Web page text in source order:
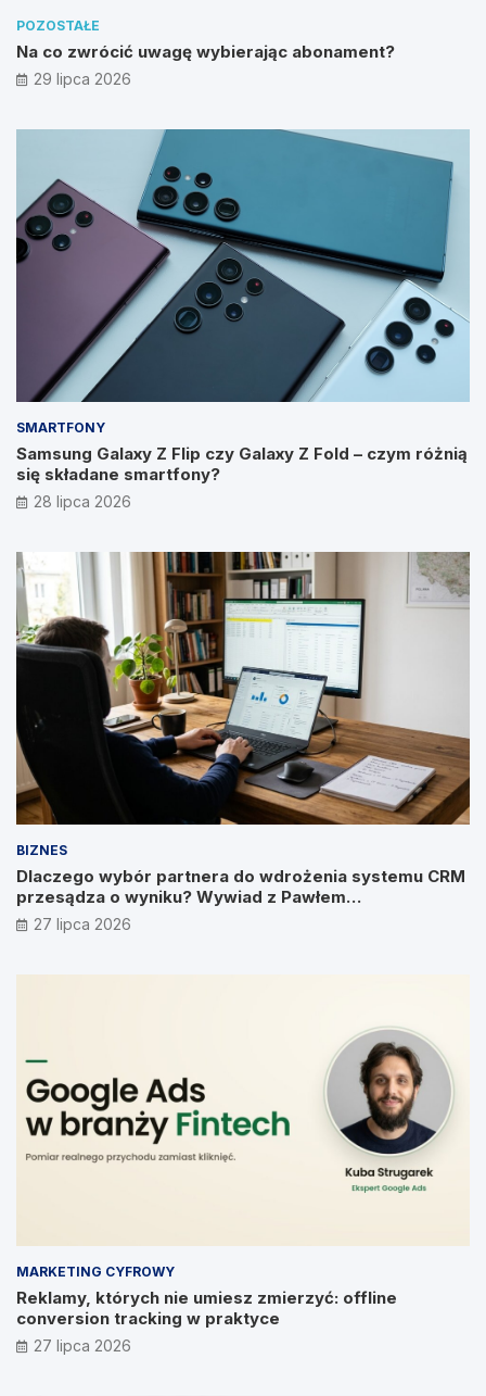
POZOSTAŁE
Na co zwrócić uwagę wybierając abonament?
29 lipca 2026
SMARTFONY
Samsung Galaxy Z Flip czy Galaxy Z Fold – czym różnią
się składane smartfony?
28 lipca 2026
BIZNES
Dlaczego wybór partnera do wdrożenia systemu CRM
przesądza o wyniku? Wywiad z Pawłem
Prymakowskim, CEO IT Vision
27 lipca 2026
MARKETING CYFROWY
Reklamy, których nie umiesz zmierzyć: offline
conversion tracking w praktyce
27 lipca 2026